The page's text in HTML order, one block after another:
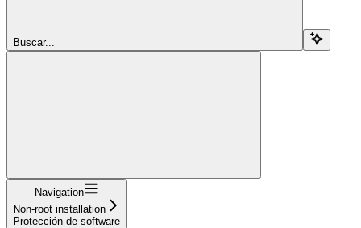
Buscar...
Navigation
Non-root installation
Protección de software